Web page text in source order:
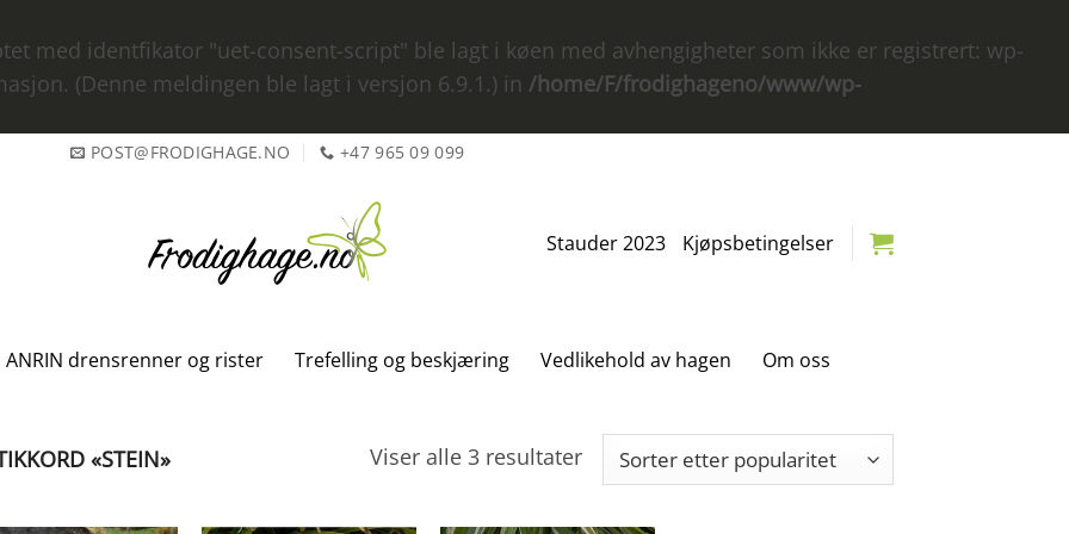
med identfikator "uet-consent-script" ble lagt i køen med avhengigheter som ikke er registrert: wp-
(Denne meldingen ble lagt i versjon 6.9.1.) in /home/F/frodighageno/www/wp-
POST@FRODIGHAGE.NO +47 965 09 099
Stauder 2023 Kjøpsbetingelser
ANRIN drensrenner og rister Trefelling og beskjæring Vedlikehold av hagen Om oss
«STEIN» Viser alle 3 resultaterSortert
etter
propularitet